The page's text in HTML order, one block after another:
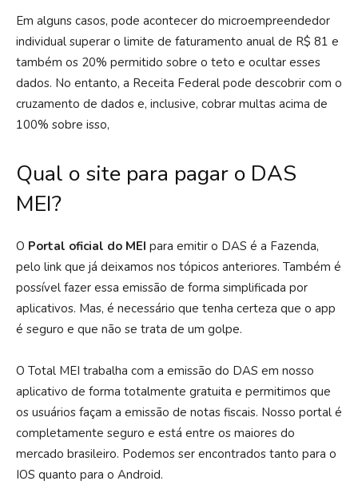
Em alguns casos, pode acontecer do microempreendedor
individual superar o limite de faturamento anual de R$ 81 e
também os 20% permitido sobre o teto e ocultar esses
dados. No entanto, a Receita Federal pode descobrir com o
cruzamento de dados e, inclusive, cobrar multas acima de
100% sobre isso,
Qual o site para pagar o DAS
MEI?
O Portal oficial do MEI para emitir o DAS é a Fazenda,
pelo link que já deixamos nos tópicos anteriores. Também é
possível fazer essa emissão de forma simplificada por
aplicativos. Mas, é necessário que tenha certeza que o app
é seguro e que não se trata de um golpe.
O Total MEI trabalha com a emissão do DAS em nosso
aplicativo de forma totalmente gratuita e permitimos que
os usuários façam a emissão de notas fiscais. Nosso portal é
completamente seguro e está entre os maiores do
mercado brasileiro. Podemos ser encontrados tanto para o
IOS quanto para o Android.